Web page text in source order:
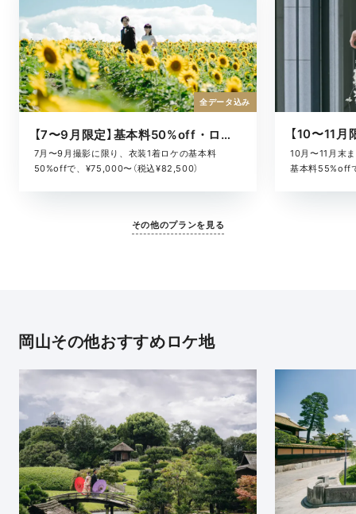
【7〜9月限定】基本料50%off・ロケキャンペーン
7月〜9月撮影に限り、衣装1着ロケの基本料
50%offで、¥75,000〜（税込¥82,500）
全データ込み
10月〜11月末
基本料55%off
その他のプランを見る
岡山その他おすすめロケ地